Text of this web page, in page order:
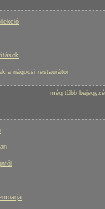
a nágocsi restaurátor
még több